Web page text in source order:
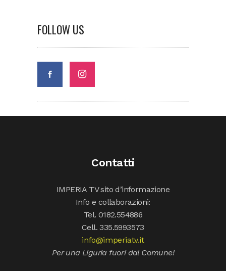
FOLLOW US
Contatti
IMPERIA TV sito d’informazione
Info e collaborazioni:
Tel. 0182.554886
Cell. 335.5993573
info@imperiatv.it
Per una Liguria fuori dal Comune!